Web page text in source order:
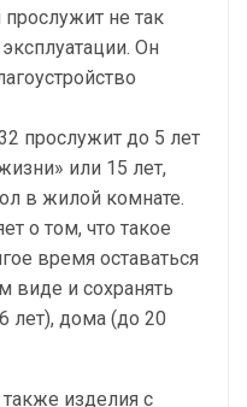
не так
Он
прослужит до 5 лет
или 15 лет,
в жилой комнате.
о том, что такое
время оставаться
виде и сохранять
лет), дома (до 20
изделия с